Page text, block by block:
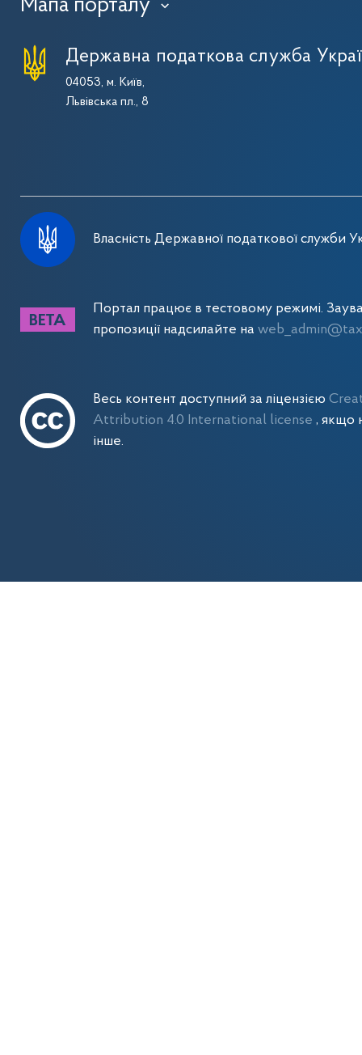
Мапа порталу ›
Державна податкова служба
04053, м. Київ,
Львівська пл., 8
Власність Державної податкової служби
Портал працює в тестовому режимі.
пропозиції надсилайте на
Весь контент доступний за ліцензією
Attribution 4.0 International license , якщо
інше.